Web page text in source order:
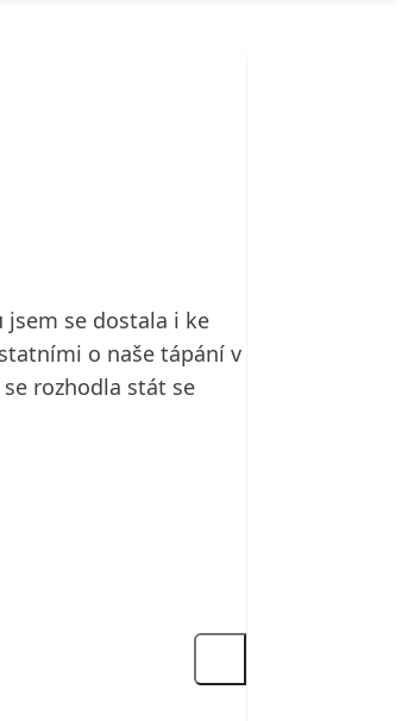
jsem se dostala i ke
o naše tápání v
rozhodla stát se